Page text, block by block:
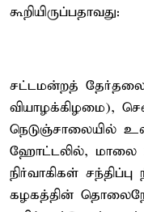
கூறியிருப்பதாவது:
சட்டமன்றத் தேர்தலை
வியாழக்கிழமை),
நெடுஞ்சாலையில்
ஹோட்டலில், மாலை
நிர்வாகிகள்
கழகத்தின்